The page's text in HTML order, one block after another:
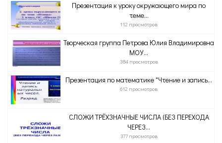
Презентация к уроку окружающего мира по
теме...
112 просмотров
Творческая группа Петрова Юлия Владимировна
МОУ...
384 просмотров
Презентация по математике "Чтение и запись...
612 просмотров
СЛОЖИ ТРЁХЗНАЧНЫЕ ЧИСЛА (БЕЗ ПЕРЕХОДА
ЧЕРЕЗ...
377 просмотров